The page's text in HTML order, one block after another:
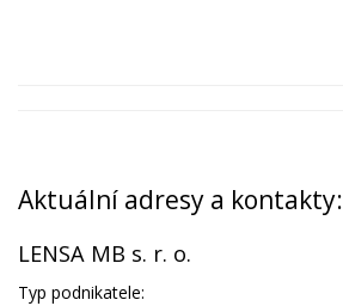
Aktuální adresy a kontakty:
LENSA MB s. r. o.
Typ podnikatele: